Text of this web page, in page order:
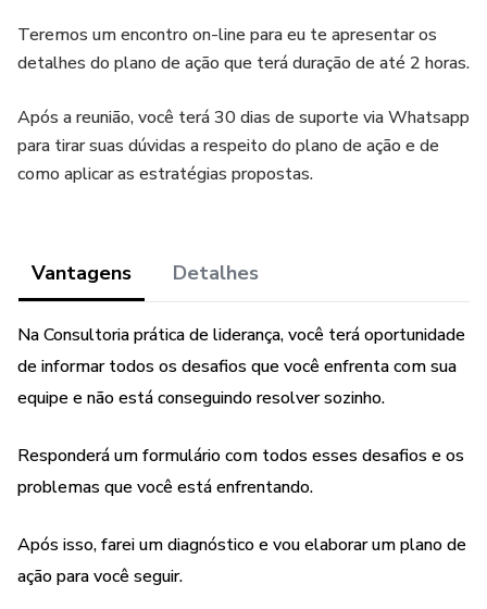
Teremos um encontro on-line para eu te apresentar os
detalhes do plano de ação que terá duração de até 2 horas.
Após a reunião, você terá 30 dias de suporte via Whatsapp
para tirar suas dúvidas a respeito do plano de ação e de
como aplicar as estratégias propostas.
Vantagens Detalhes
Na Consultoria prática de liderança, você terá oportunidade
de informar todos os desafios que você enfrenta com sua
equipe e não está conseguindo resolver sozinho.
Responderá um formulário com todos esses desafios e os
problemas que você está enfrentando.
Após isso, farei um diagnóstico e vou elaborar um plano de
ação para você seguir.